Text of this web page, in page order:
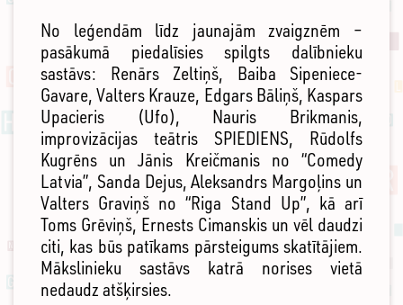
No leģendām līdz jaunajām zvaigznēm –
pasākumā piedalīsies spilgts dalībnieku
sastāvs: Renārs Zeltiņš, Baiba Sipeniece-
Gavare, Valters Krauze, Edgars Bāliņš, Kaspars
Upacieris (Ufo), Nauris Brikmanis,
improvizācijas teātris SPIEDIENS, Rūdolfs
Kugrēns un Jānis Kreičmanis no “Comedy
Latvia”, Sanda Dejus, Aleksandrs Margoļins un
Valters Graviņš no “Riga Stand Up”, kā arī
Toms Grēviņš, Ernests Cimanskis un vēl daudzi
citi, kas būs patīkams pārsteigums skatītājiem.
Mākslinieku sastāvs katrā norises vietā
nedaudz atšķirsies.